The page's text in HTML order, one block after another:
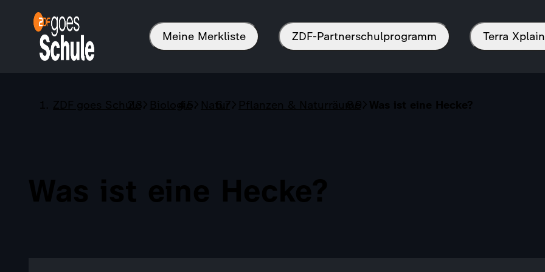
Meine Merkliste ZDF-Partnerschulprogramm Terra
ZDF goes Schule Biologie Natur Pflanzen & Naturräume Was ist eine Hecke?
Was ist eine Hecke?